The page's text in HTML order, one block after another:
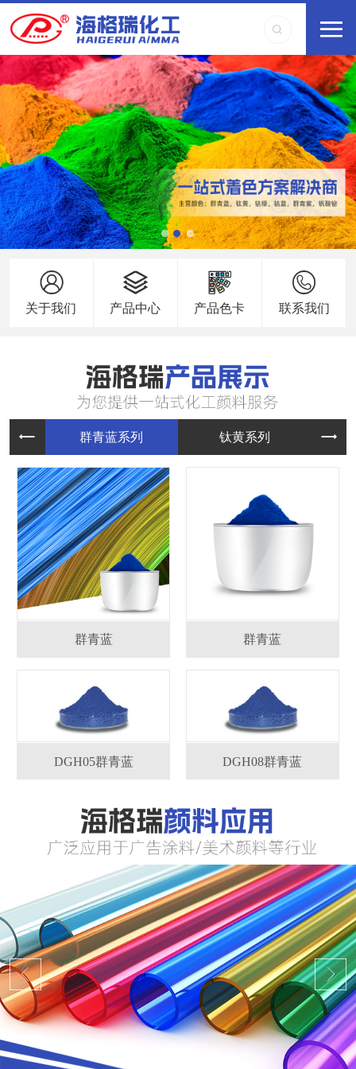
关于我们 产品中心 产品色卡 联系我们
群青蓝系 钛黄系列
群青蓝 群青蓝
DGH05群青蓝 DGH08群青蓝